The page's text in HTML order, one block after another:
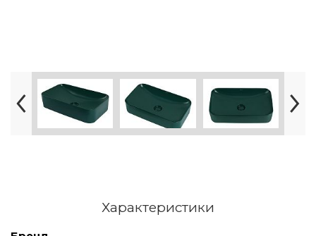
Характеристики